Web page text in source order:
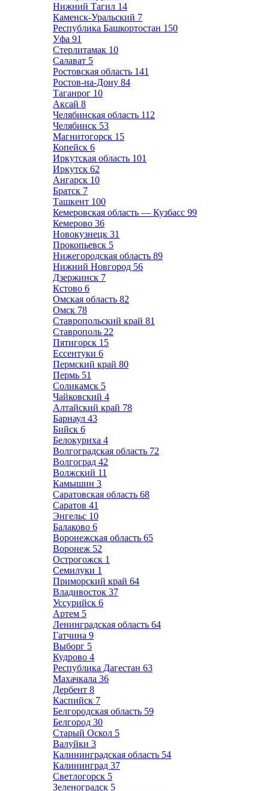
Нижний Тагил 14
Каменск-Уральский 7
Республика Башкортостан 150
Уфа 91
Стерлитамак 10
Салават 5
Ростовская область 141
Ростов-на-Дону 84
Таганрог 10
Аксай 8
Челябинская область 112
Челябинск 53
Магнитогорск 15
Копейск 6
Иркутская область 101
Иркутск 62
Ангарск 10
Братск 7
Ташкент 100
Кемеровская область — Кузбасс 99
Кемерово 36
Новокузнецк 31
Прокопьевск 5
Нижегородская область 89
Нижний Новгород 56
Дзержинск 7
Кстово 6
Омская область 82
Омск 78
Ставропольский край 81
Ставрополь 22
Пятигорск 15
Ессентуки 6
Пермский край 80
Пермь 51
Соликамск 5
Чайковский 4
Алтайский край 78
Барнаул 43
Бийск 6
Белокуриха 4
Волгоградская область 72
Волгоград 42
Волжский 11
Камышин 3
Саратовская область 68
Саратов 41
Энгельс 10
Балаково 6
Воронежская область 65
Воронеж 52
Острогожск 1
Семилуки 1
Приморский край 64
Владивосток 37
Уссурийск 6
Артем 5
Ленинградская область 64
Гатчина 9
Выборг 5
Кудрово 4
Республика Дагестан 63
Махачкала 36
Дербент 8
Каспийск 7
Белгородская область 59
Белгород 30
Старый Оскол 5
Валуйки 3
Калининградская область 54
Калининград 37
Светлогорск 5
Зеленоградск 5